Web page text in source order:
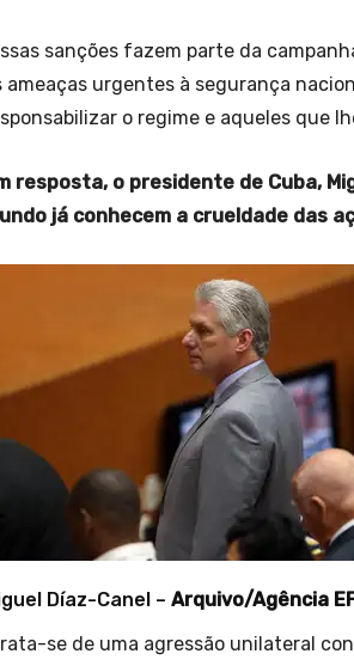
sanções fazem parte da
ameaças urgentes à segurança
o regime e aqueles que
resposta, o presidente de Cuba,
já conhecem a crueldade das
Díaz-Canel – Arquivo/Agência
se de uma agressão unilateral